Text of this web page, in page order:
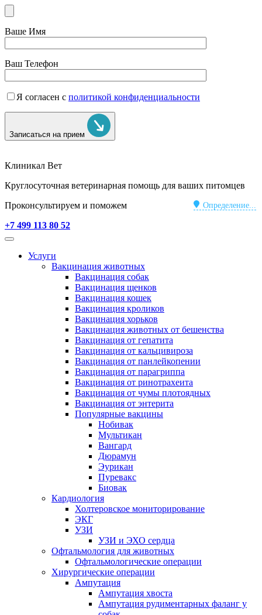
Ваше Имя
Ваш Телефон
Я согласен с политикой конфиденциальности
Записаться на прием
Клиникал Вет
Круглосуточная ветеринарная помощь для ваших питомцев
Определение...
Проконсультируем и поможем
+7 499 113 80 52
Услуги
Вакцинация животных
Вакцинация собак
Вакцинация щенков
Вакцинация кошек
Вакцинация кроликов
Вакцинация хорьков
Вакцинация животных от бешенства
Вакцинация от гепатита
Вакцинация от кальцивироза
Вакцинация от панлейкопении
Вакцинация от парагриппа
Вакцинация от ринотрахеита
Вакцинация от чумы плотоядных
Вакцинация от энтерита
Популярные вакцины
Нобивак
Мультикан
Вангард
Дюрамун
Эурикан
Пуревакс
Биовак
Кардиология
Холтеровское мониторирование
ЭКГ
УЗИ
УЗИ и ЭХО сердца
Офтальмология для животных
Офтальмологические операции
Хирургические операции
Ампутация
Ампутация хвоста
Ампутация рудиментарных фаланг у